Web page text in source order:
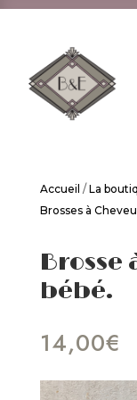
Accueil / La
Brosses à
Brosse
bébé.
14,00€